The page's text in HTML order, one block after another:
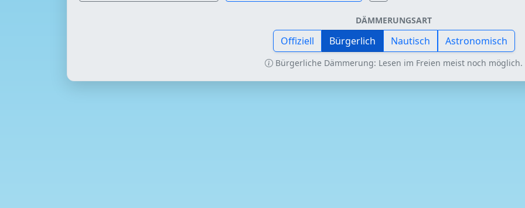
DÄMMERUNGSART
Offiziell Bürgerlich Nautisch Astronomisch
Bürgerliche Dämmerung: Lesen im Freien meist noch möglich.